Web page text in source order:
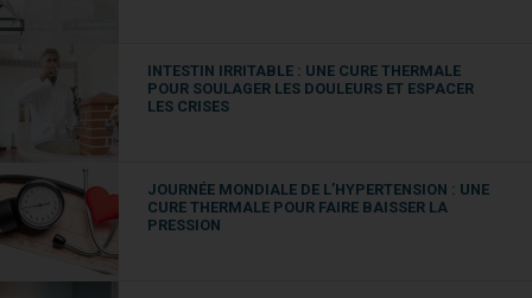
INTESTIN IRRITABLE : UNE CURE THERMALE
POUR SOULAGER LES DOULEURS ET ESPACER
LES CRISES
JOURNÉE MONDIALE DE L’HYPERTENSION : UNE
CURE THERMALE POUR FAIRE BAISSER LA
PRESSION